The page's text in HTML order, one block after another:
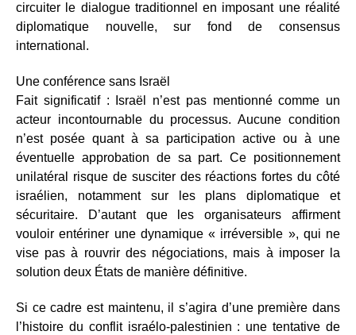
circuiter le dialogue traditionnel en imposant une réalité
diplomatique nouvelle, sur fond de consensus
international.
Une conférence sans Israël
Fait significatif : Israël n’est pas mentionné comme un
acteur incontournable du processus. Aucune condition
n’est posée quant à sa participation active ou à une
éventuelle approbation de sa part. Ce positionnement
unilatéral risque de susciter des réactions fortes du côté
israélien, notamment sur les plans diplomatique et
sécuritaire. D’autant que les organisateurs affirment
vouloir entériner une dynamique « irréversible », qui ne
vise pas à rouvrir des négociations, mais à imposer la
solution deux États de manière définitive.
Si ce cadre est maintenu, il s’agira d’une première dans
l’histoire du conflit israélo-palestinien : une tentative de